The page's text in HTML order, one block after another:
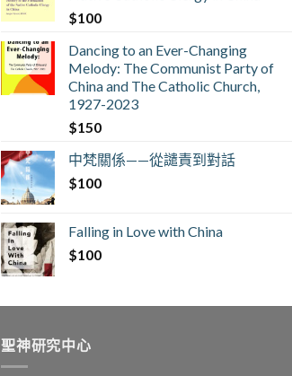
$100
Dancing to an Ever-Changing
Melody: The Communist Party of
China and The Catholic Church,
1927-2023
$150
中梵關係——從譴責到對話
$100
Falling in Love with China
$100
聖神研究中心